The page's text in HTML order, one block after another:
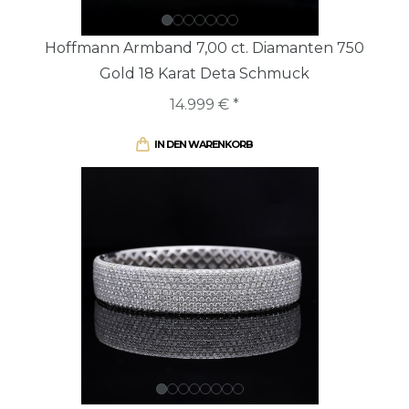
Hoffmann Armband 7,00 ct. Diamanten 750
Gold 18 Karat Deta Schmuck
14.999 € *
IN DEN WARENKORB